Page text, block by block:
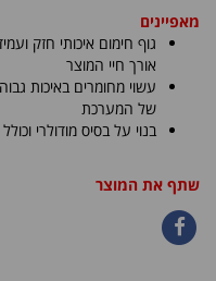
מאפיינים
גוף חימום איכותי חזק
אורך חיי המוצר
עשוי מחומרים באיכות
של המערכת
בנוי על בסיס מודולרי
שתף את המוצר